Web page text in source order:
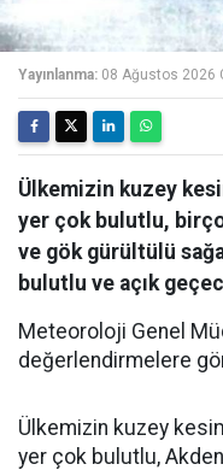
Yayınlanma: 08 Ağustos 2026
Ülkemizin kuzey
yer çok bulutlu,
ve gök gürültülü
bulutlu ve açık
Meteoroloji Genel
değerlendirmelere
Ülkemizin kuzey
yer çok bulutlu,